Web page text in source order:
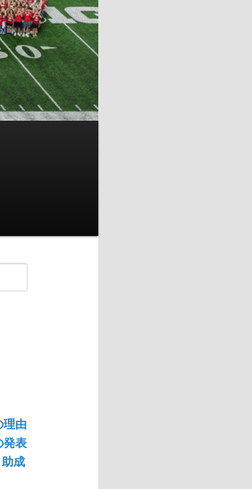
理由
発表
成